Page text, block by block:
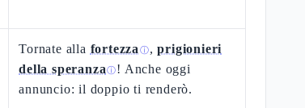
Tornate alla fortezza ⓘ,prigionieri
della speranza ⓘ! Anche oggi
annuncio: il doppio ti renderò.